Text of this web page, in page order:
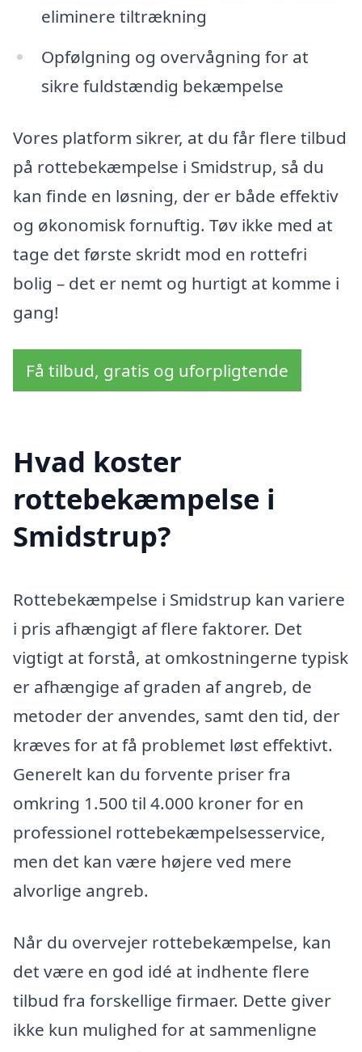
eliminere tiltrækning
Opfølgning og overvågning for at
sikre fuldstændig bekæmpelse
Vores platform sikrer, at du får flere tilbud
på rottebekæmpelse i Smidstrup, så du
kan finde en løsning, der er både effektiv
og økonomisk fornuftig. Tøv ikke med at
tage det første skridt mod en rottefri
bolig – det er nemt og hurtigt at komme i
gang!
Få tilbud, gratis og uforpligtende
Hvad koster
rottebekæmpelse i
Smidstrup?
Rottebekæmpelse i Smidstrup kan variere
i pris afhængigt af flere faktorer. Det
vigtigt at forstå, at omkostningerne typisk
er afhængige af graden af angreb, de
metoder der anvendes, samt den tid, der
kræves for at få problemet løst effektivt.
Generelt kan du forvente priser fra
omkring 1.500 til 4.000 kroner for en
professionel rottebekæmpelsesservice,
men det kan være højere ved mere
alvorlige angreb.
Når du overvejer rottebekæmpelse, kan
det være en god idé at indhente flere
tilbud fra forskellige firmaer. Dette giver
ikke kun mulighed for at sammenligne